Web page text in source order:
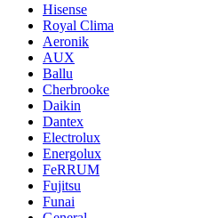
Hisense
Royal Clima
Aeronik
AUX
Ballu
Cherbrooke
Daikin
Dantex
Electrolux
Energolux
FeRRUM
Fujitsu
Funai